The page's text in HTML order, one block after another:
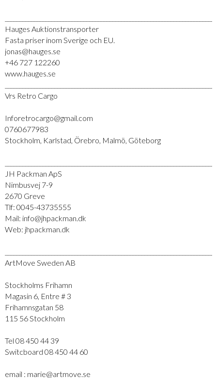
Hauges Auktionstransporter
Fasta priser inom Sverige och EU.
jonas@hauges.se
+46 727 122260
www.hauges.se
Vrs Retro Cargo
Inforetrocargo@gmail.com
0760677983
Stockholm, Karlstad, Örebro, Malmö, Göteborg
JH Packman ApS
Nimbusvej 7-9
2670 Greve
Tlf: 0045-43735555
Mail: info@jhpackman.dk
Web: jhpackman.dk
ArtMove Sweden AB
Stockholms Frihamn
Magasin 6, Entre # 3
Frihamnsgatan 58
115 56 Stockholm
Tel 08 450 44 39
Switcboard 08 450 44 60
email : marie@artmove.se